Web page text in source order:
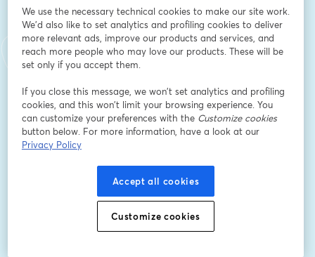
- Mauricio Schorsch, diretor do Office of Talent
Amplifier da Salesforce LATAM
Email address*
First name*
We use the necessary technical cookies to make our site work.
We'd also like to set analytics and profiling cookies to deliver
more relevant ads, improve our products and services, and
reach more people who may love our products. These will be
set only if you accept them.
If you close this message, we won’t set analytics and profiling
cookies, and this won’t limit your browsing experience. You
can customize your preferences with the Customize cookies
button below. For more information, have a look at our
Privacy Policy
Accept all cookies
Customize cookies